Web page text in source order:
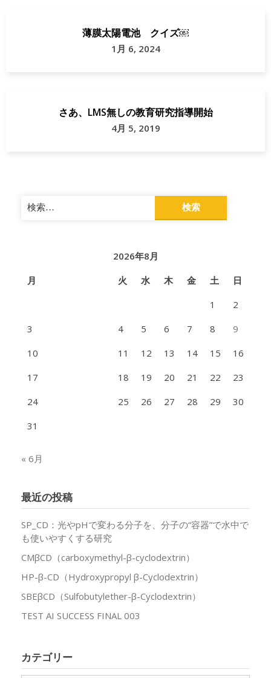
薄膜太陽電池 クイズ￼
1月 6, 2024
さあ、LMS無しの教育研究指導開始
4月 5, 2019
検
索:
2026年8月
月
火 水 木 金 土
日
1
2
3
4 5 6 7 8
9
10
11 12 13 14 15
16
17
18 19 20 21 22
23
24
25 26 27 28 29
30
31
« 6月
最近の投稿
SP_CD：光やpHで変わる分子を、分子の“容器”で水中で
も使いやすくする研究
CMβCD（carboxymethyl-β-cyclodextrin）
HP-β-CD（Hydroxypropyl β-Cyclodextrin）
SBEβCD（Sulfobutylether-β-Cyclodextrin）
TEST AI SUCCESS FINAL 003
カテゴリー